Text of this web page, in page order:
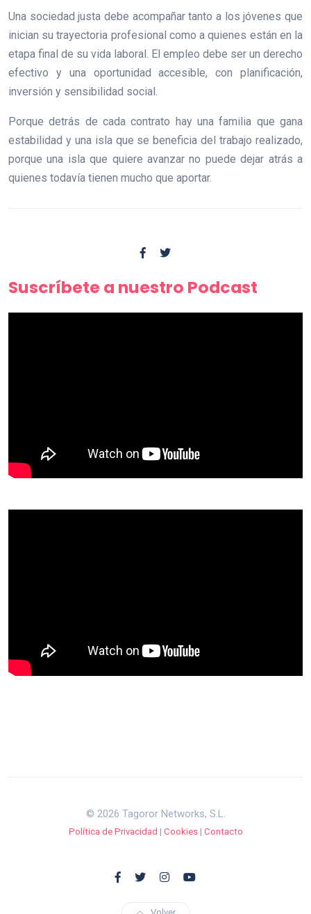
Una sociedad justa debe acompañar tanto a los jóvenes que
inician su trayectoria profesional como a quienes están en la
etapa final de su vida laboral. El empleo debe ser un derecho
efectivo y una oportunidad accesible, con planificación,
inversión y sensibilidad social.
Porque detrás de cada contrato hay una familia que gana
estabilidad y una isla que se beneficia del trabajo realizado,
porque una isla que quiere avanzar no puede dejar atrás a
quienes todavía tienen mucho que aportar.
Suscríbete a nuestro Podcast
© 2026 Tagoror Networks, S.L.
Política de Privacidad | Cookies| Contacto